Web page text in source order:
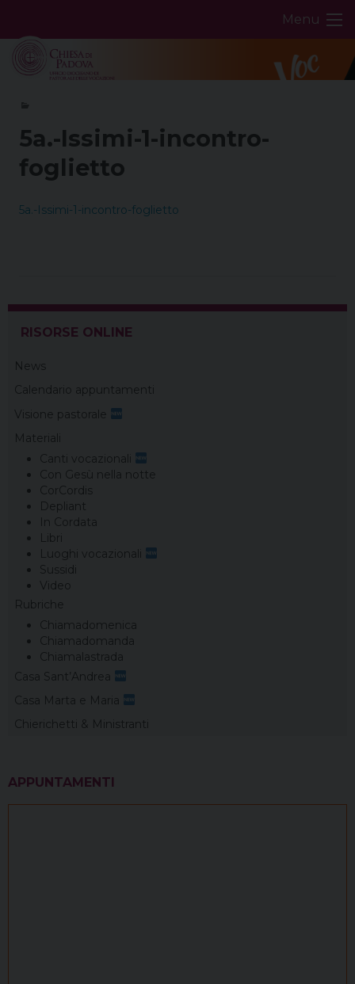
content
Menu
5a.-Issimi-1-incontro-
foglietto
5a.-Issimi-1-incontro-foglietto
RISORSE ONLINE
News
Calendario appuntamenti
Visione pastorale
Materiali
Canti vocazionali
Con Gesù nella notte
CorCordis
Depliant
In Cordata
Libri
Luoghi vocazionali
Sussidi
Video
Rubriche
Chiamadomenica
Chiamadomanda
Chiamalastrada
Casa Sant’Andrea
Casa Marta e Maria
Chierichetti & Ministranti
APPUNTAMENTI